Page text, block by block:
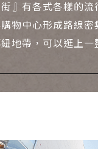
』有各式各樣的流
物中心形成路線密
地帶，可以逛上一